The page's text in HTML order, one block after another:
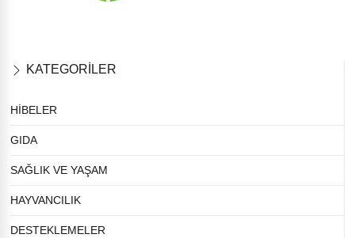
KATEGORİLER
HİBELER
GIDA
SAĞLIK VE YAŞAM
HAYVANCILIK
DESTEKLEMELER